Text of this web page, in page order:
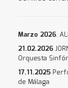
Marzo 2026.
21.02.2026
Orquesta
17.11.2025
de Málaga